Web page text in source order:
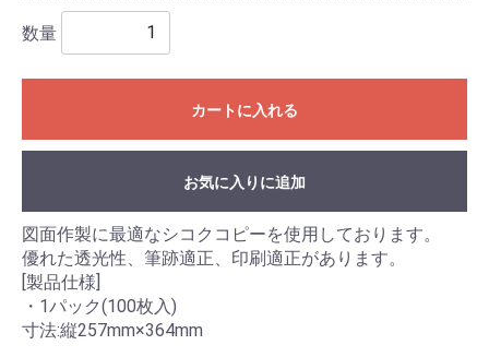
数量
カートに入れる
お気に入りに追加
図面作製に最適なシコクコピーを使用しております。
優れた透光性、筆跡適正、印刷適正があります。
[製品仕様]
・1パック(100枚入)
寸法:縦257mm×364mm